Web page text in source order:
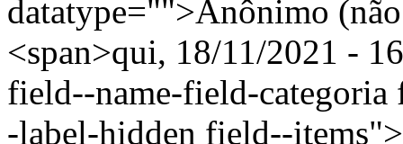
datatype="">Anônimo
<span>qui, 18/11/2021 -
field--name-field-
-label-hidden field--